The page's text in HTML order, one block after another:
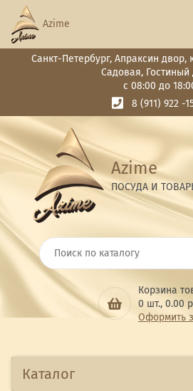
Санкт-Петербург, Апраксин двор,
Садовая, Гостиный
с 08:00 до
8 (911) 922 -
Azime
ПОСУДА И
Корзина
0 шт., 0.00
Оформить
Azime
Каталог